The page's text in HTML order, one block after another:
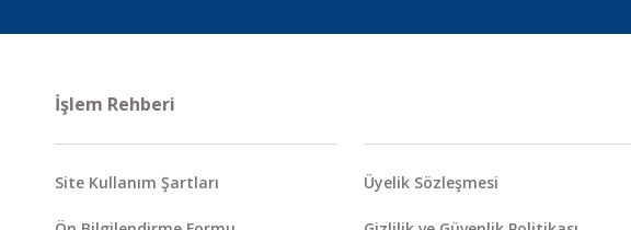
İşlem Rehberi
Site Kullanım Şartları Üyelik Sözleşmesi